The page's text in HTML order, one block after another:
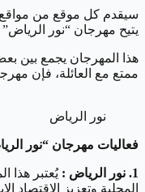
سيقدم كل موقع من مواقع
يتيح مهرجان “نور
هذا المهرجان يجمع بين
ممتع مع العائلة، فإن
نور الرياض
فعاليات مهرجان “نور
1. نور الرياض :
المحلية وتعزيز